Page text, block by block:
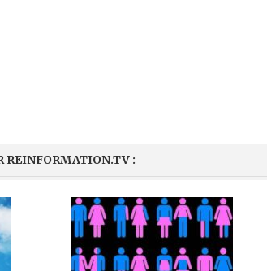
REINFORMATION.TV :